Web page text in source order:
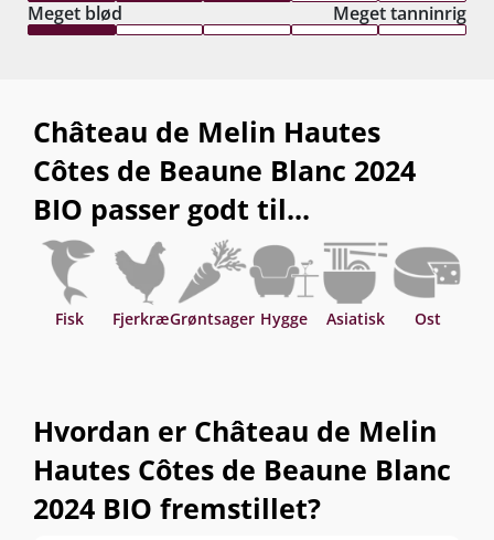
Meget blød
Meget tanninrig
Château de Melin Hautes
Côtes de Beaune Blanc 2024
BIO passer godt til...
Fisk FjerkræGrøntsager Hygge Asiatisk Ost
Hvordan er Château de Melin
Hautes Côtes de Beaune Blanc
2024 BIO fremstillet?